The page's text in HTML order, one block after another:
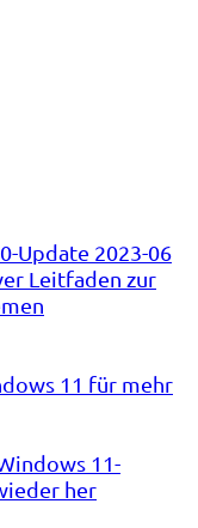
Update 2023-06
Leitfaden zur
11 für mehr
11-
her